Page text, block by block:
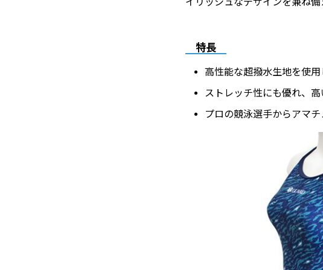
イリッシュなデザインを兼ね
特長
高性能な超撥水生地を使用
ストレッチ性にも優れ、
プロの競泳選手からアマ